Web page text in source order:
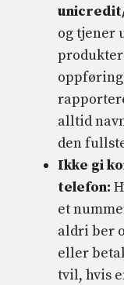
og tjener
alltid
den
Ikke gi
telefon:
et
aldri ber
eller
tvil, hvis